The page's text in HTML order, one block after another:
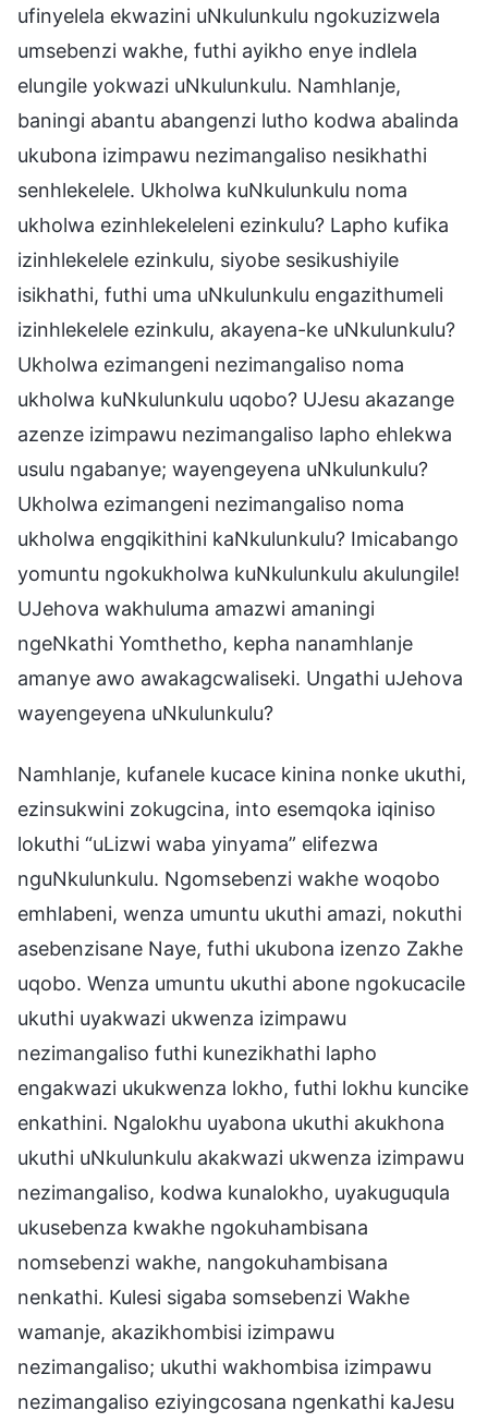
ufinyelela ekwazini uNkulunkulu ngokuzizwela
umsebenzi wakhe, futhi ayikho enye indlela
elungile yokwazi uNkulunkulu. Namhlanje,
baningi abantu abangenzi lutho kodwa abalinda
ukubona izimpawu nezimangaliso nesikhathi
senhlekelele. Ukholwa kuNkulunkulu noma
ukholwa ezinhlekeleleni ezinkulu? Lapho kufika
izinhlekelele ezinkulu, siyobe sesikushiyile
isikhathi, futhi uma uNkulunkulu engazithumeli
izinhlekelele ezinkulu, akayena-ke uNkulunkulu?
Ukholwa ezimangeni nezimangaliso noma
ukholwa kuNkulunkulu uqobo? UJesu akazange
azenze izimpawu nezimangaliso lapho ehlekwa
usulu ngabanye; wayengeyena uNkulunkulu?
Ukholwa ezimangeni nezimangaliso noma
ukholwa engqikithini kaNkulunkulu? Imicabango
yomuntu ngokukholwa kuNkulunkulu akulungile!
UJehova wakhuluma amazwi amaningi
ngeNkathi Yomthetho, kepha nanamhlanje
amanye awo awakagcwaliseki. Ungathi uJehova
wayengeyena uNkulunkulu?
Namhlanje, kufanele kucace kinina nonke ukuthi,
ezinsukwini zokugcina, into esemqoka iqiniso
lokuthi “uLizwi waba yinyama” elifezwa
nguNkulunkulu. Ngomsebenzi wakhe woqobo
emhlabeni, wenza umuntu ukuthi amazi, nokuthi
asebenzisane Naye, futhi ukubona izenzo Zakhe
uqobo. Wenza umuntu ukuthi abone ngokucacile
ukuthi uyakwazi ukwenza izimpawu
nezimangaliso futhi kunezikhathi lapho
engakwazi ukukwenza lokho, futhi lokhu kuncike
enkathini. Ngalokhu uyabona ukuthi akukhona
ukuthi uNkulunkulu akakwazi ukwenza izimpawu
nezimangaliso, kodwa kunalokho, uyakuguqula
ukusebenza kwakhe ngokuhambisana
nomsebenzi wakhe, nangokuhambisana
nenkathi. Kulesi sigaba somsebenzi Wakhe
wamanje, akazikhombisi izimpawu
nezimangaliso; ukuthi wakhombisa izimpawu
nezimangaliso eziyingcosana ngenkathi kaJesu